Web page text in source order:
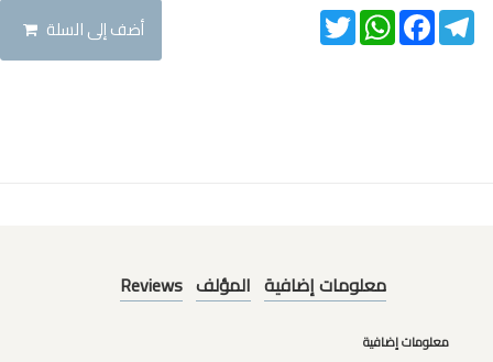
أضف إلى السلة Twitter
WhatsAppFacebookTelegram
معلومات إضافية المؤلف Reviews
معلومات إضافية